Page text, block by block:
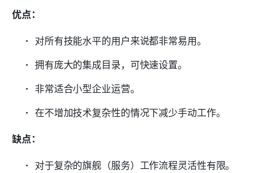
优点：
对所有技能水平的用户来说都非常易用。
拥有庞大的集成目录，可快速设置。
非常适合小型企业运营。
在不增加技术复杂性的情况下减少手动工作。
缺点：
对于复杂的旗舰（服务）工作流程灵活性有限。